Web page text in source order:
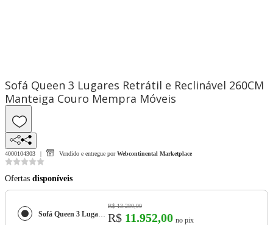
Sofá Queen 3 Lugares Retrátil e Reclinável 260CM
Manteiga Couro Mempra Móveis
4000104303 Vendido e entregue por Webcontinental Marketplace
Ofertas disponíveis
Sofá Queen 3 Lugares Retrátil e Reclinável 260CM Manteiga Couro Mempra Móveis
R$ 13.280,00
R$ 11.952,00 no pix